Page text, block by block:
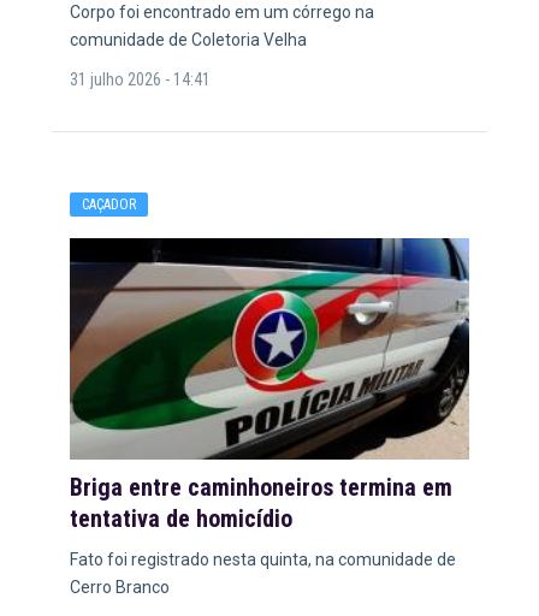
Corpo foi encontrado em um córrego na
comunidade de Coletoria Velha
31 julho 2026 - 14:41
CAÇADOR
Briga entre caminhoneiros termina em
tentativa de homicídio
Fato foi registrado nesta quinta, na comunidade de
Cerro Branco